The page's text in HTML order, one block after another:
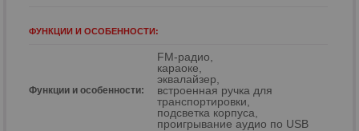
ФУНКЦИИ И ОСОБЕННОСТИ:
Функции и особенности:
FM-радио,
караоке,
эквалайзер,
встроенная ручка для
транспортировки,
подсветка корпуса,
проигрывание аудио по USB